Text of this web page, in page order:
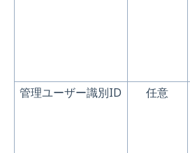
管理ユーザー識別ID 任意